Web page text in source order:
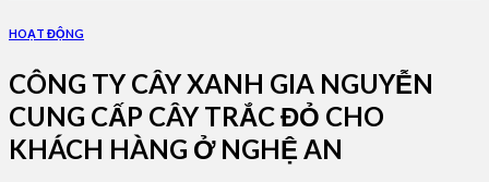
HOẠT ĐỘNG
CÔNG TY CÂY XANH GIA NGUYỄN
CUNG CẤP CÂY TRẮC ĐỎ CHO
KHÁCH HÀNG Ở NGHỆ AN